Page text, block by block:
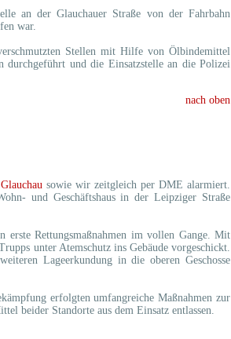
an der Glauchauer Straße von der Fahrbahn
war.
Stellen mit Hilfe von Ölbindemittel
durchgeführt und die Einsatzstelle an die Polizei
nach oben
sowie wir zeitgleich per DME alarmiert.
und Geschäftshaus in der Leipziger Straße
Rettungsmaßnahmen im vollen Gange. Mit
unter Atemschutz ins Gebäude vorgeschickt.
Lageerkundung in die oberen Geschosse
erfolgten umfangreiche Maßnahmen zur
beider Standorte aus dem Einsatz entlassen.